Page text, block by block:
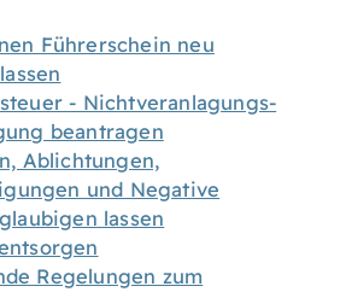
Führerschein neu
- Nichtveranlagungs-
beantragen
Ablichtungen,
und Negative
lassen
Regelungen zum